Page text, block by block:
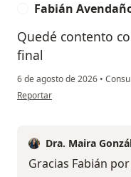
Fabián
Quedé contento
final
6 de agosto de 2026 •
en opinión del usuario Fabián
Reportar
Dra. Maira
Gracias Fabián